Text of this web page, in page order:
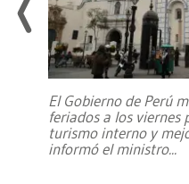
El Gobierno de Perú
feriados a los viernes
turismo interno y
informó el ministro...